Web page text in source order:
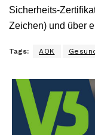
Sicherheits-
Zeichen) und über
Tags: AOK